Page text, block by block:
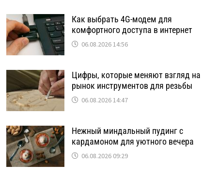
Как выбрать 4G-модем для
комфортного доступа в интернет
06.08.2026 14:56
Цифры, которые меняют взгляд на
рынок инструментов для резьбы
06.08.2026 14:47
Нежный миндальный пудинг с
кардамоном для уютного вечера
06.08.2026 09:29